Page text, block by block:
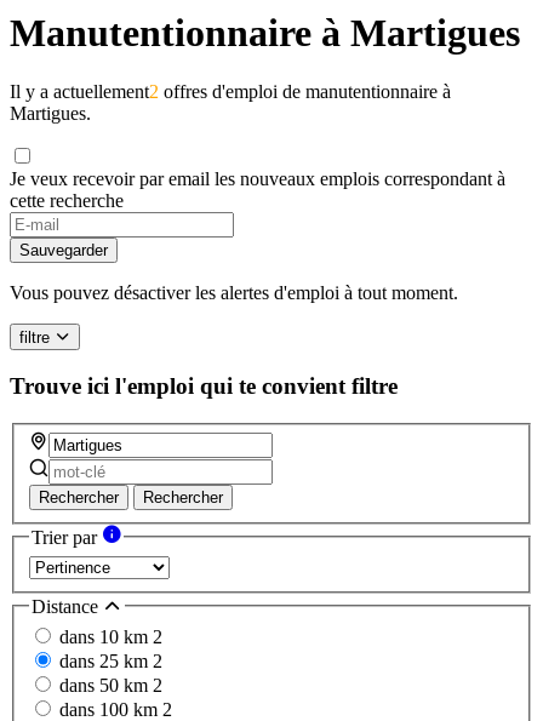
Manutentionnaire à Martigues
Il y a actuellement2 offres d'emploi de manutentionnaire à
Martigues.
Je veux recevoir par email les nouveaux emplois correspondant à
cette recherche
If
you
are
a
human,
ignore
this
field
Sauvegarder
Vous pouvez désactiver les alertes d'emploi à tout moment.
filtre
Trouve ici l'emploi qui te convient filtre
Rechercher Rechercher
Trier par
Distance
dans 10 km 2
dans 25 km 2
dans 50 km 2
dans 100 km 2